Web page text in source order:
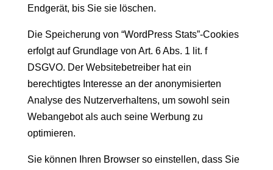
Endgerät, bis Sie sie löschen.
Die Spe­icherung von “Word­Press Stats”-Cookies
erfol­gt auf Grund­lage von Art. 6 Abs. 1 lit. f
DSGVO. Der Web­site­be­treiber hat ein
berechtigtes Inter­esse an der anonymisierten
Analyse des Nutzerver­hal­tens, um sowohl sein
Webange­bot als auch seine Wer­bung zu
optimieren.
Sie kön­nen Ihren Brows­er so ein­stellen, dass Sie